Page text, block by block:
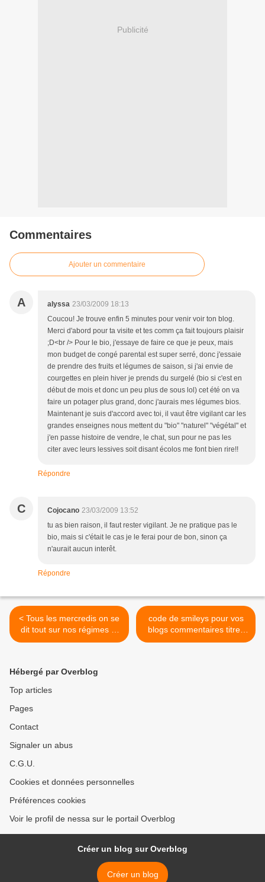
Publicité
Commentaires
Ajouter un commentaire
A alyssa 23/03/2009 18:13
Coucou! Je trouve enfin 5 minutes pour venir voir ton blog.
Merci d'abord pour ta visite et tes comm ça fait toujours plaisir
;D<br /> Pour le bio, j'essaye de faire ce que je peux, mais
mon budget de congé parental est super serré, donc j'essaie
de prendre des fruits et légumes de saison, si j'ai envie de
courgettes en plein hiver je prends du surgelé (bio si c'est en
début de mois et donc un peu plus de sous lol) cet été on va
faire un potager plus grand, donc j'aurais mes légumes bios.
Maintenant je suis d'accord avec toi, il vaut être vigilant car les
grandes enseignes nous mettent du "bio" "naturel" "végétal" et
j'en passe histoire de vendre, le chat, sun pour ne pas les
citer avec leurs lessives soit disant écolos me font bien rire!!
Répondre
C Cojocano 23/03/2009 13:52
tu as bien raison, il faut rester vigilant. Je ne pratique pas le
bio, mais si c'était le cas je le ferai pour de bon, sinon ça
n'aurait aucun interêt.
Répondre
< Tous les mercredis on se
dit tout sur nos régimes et
on se fait de la pub....
code de smileys pour vos
blogs commentaires titres
de catégorie pages >
Hébergé par Overblog
Top articles
Pages
Contact
Signaler un abus
C.G.U.
Cookies et données personnelles
Préférences cookies
Voir le profil de nessa sur le portail Overblog
Créer un blog sur Overblog
Créer un blog